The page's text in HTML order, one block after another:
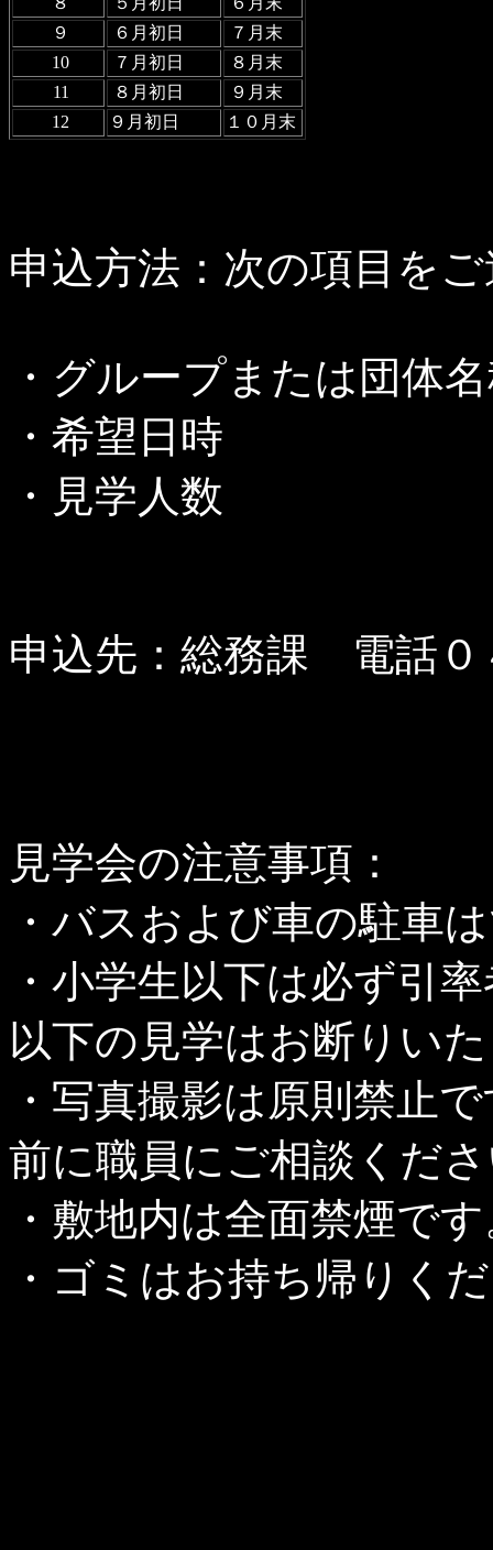
９
６月初日
７月末
10
７月初日
８月末
11
８月初日
９月末
12
９月初日 １０月末
申込方法：次の項目を
・グループまたは団体
・希望日時
・見学人数
申込先：総務課 電話０
見学会の注意事項：
・バスおよび車の駐車
・小学生以下は必ず引
以下の見学はお断りい
・写真撮影は原則禁止
前に職員にご相談くだ
・敷地内は全面禁煙で
・ゴミはお持ち帰りく